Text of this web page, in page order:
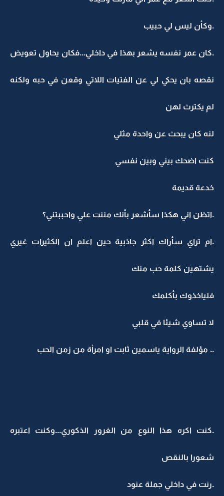
.وكأن ليس لي حبيب
.كان عمر نفسه يشعر بهذا في داخلي...فكان يحاول تعويض
نقصه بان يحكي لي عن الفتيات اللاتي وقعن في حبه ولكنه
لم يكترث لهن
لنه كان يبحث عن واحدة مثلي
كنت اضحك بيني وبين نفسي
خدعة قديمة
.اتظن اني هكذا سأشعر بأنك مننت علي واحببتني؟
.ام تراي سأراك اكثر جاذبية حين اعلم ان الكثيرات غيري
يشتهين كلمة حب منك
فلياخذوك بأكلمك
لا تساوي شيئا في قلبي
.. مؤلفة الرواية ياسمين ثابت او امرأة من زمن الحب
.كنت اكره هذا النوع من الغرور الذكوري...وكنت اعتبره
شعورا بالنقص
.رنت في داخلي جملة عنود